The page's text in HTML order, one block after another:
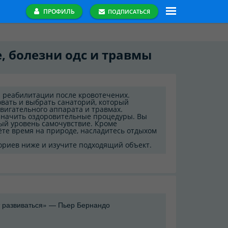
ПРОФИЛЬ ПОДПИСАТЬСЯ
болезни одс и травмы
после кровотечених.
и выбрать санаторий, который
аппарата и травмах.
оздоровительные процедуры. Вы
уровень самочувствие. Кроме
время на природе, насладитесь отдыхом
ниже и изучите подходящий объект.
— Пьер Бернандо